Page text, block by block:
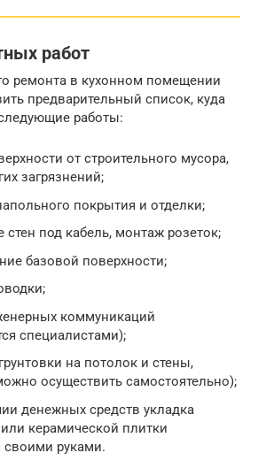
работ
ремонта в кухонном помещении
предварительный список, куда
работы:
от строительного мусора,
загрязнений;
покрытия и отделки;
стен под кабель, монтаж розеток;
базовой поверхности;
коммуникаций
специалистами);
на потолок и стены,
осуществить самостоятельно);
денежных средств укладка
керамической плитки
своими руками.